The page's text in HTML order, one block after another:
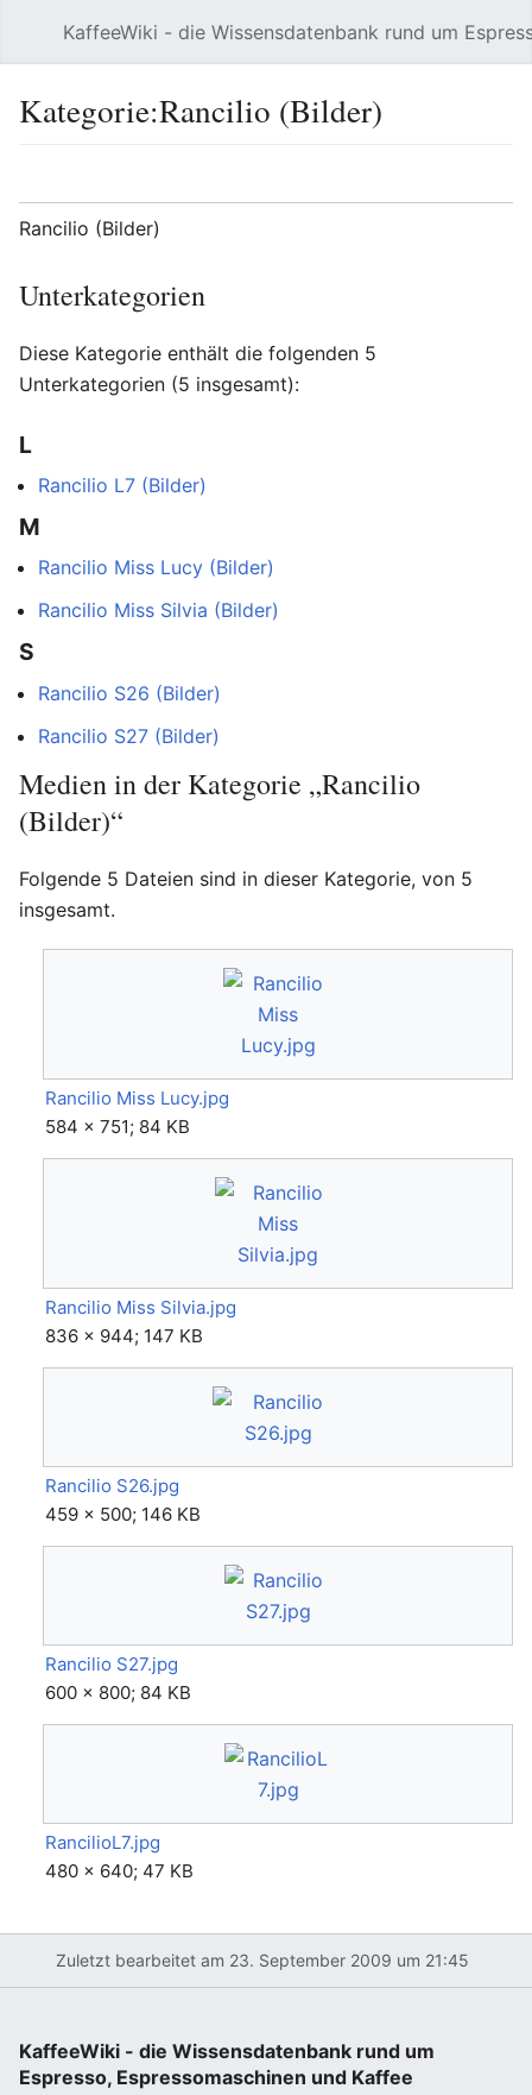
KaffeeWiki - die Wissensdatenbank rund um
Kategorie:Rancilio (Bilder)
Rancilio (Bilder)
Unterkategorien
Diese Kategorie enthält die folgenden 5
Unterkategorien (5 insgesamt):
L
Rancilio L7 (Bilder)
M
Rancilio Miss Lucy (Bilder)
Rancilio Miss Silvia (Bilder)
S
Rancilio S26 (Bilder)
Rancilio S27 (Bilder)
Medien in der Kategorie „Rancilio
(Bilder)“
Folgende 5 Dateien sind in dieser Kategorie, von 5
insgesamt.
Rancilio Miss Lucy.jpg
584 × 751; 84 KB
Rancilio Miss Silvia.jpg
836 × 944; 147 KB
Rancilio S26.jpg
459 × 500; 146 KB
Rancilio S27.jpg
600 × 800; 84 KB
RancilioL7.jpg
480 × 640; 47 KB
Zuletzt bearbeitet am 23. September 2009 um 21:45
KaffeeWiki - die Wissensdatenbank rund um
Espresso, Espressomaschinen und Kaffee